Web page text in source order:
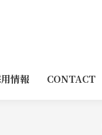
情報 CONTACT